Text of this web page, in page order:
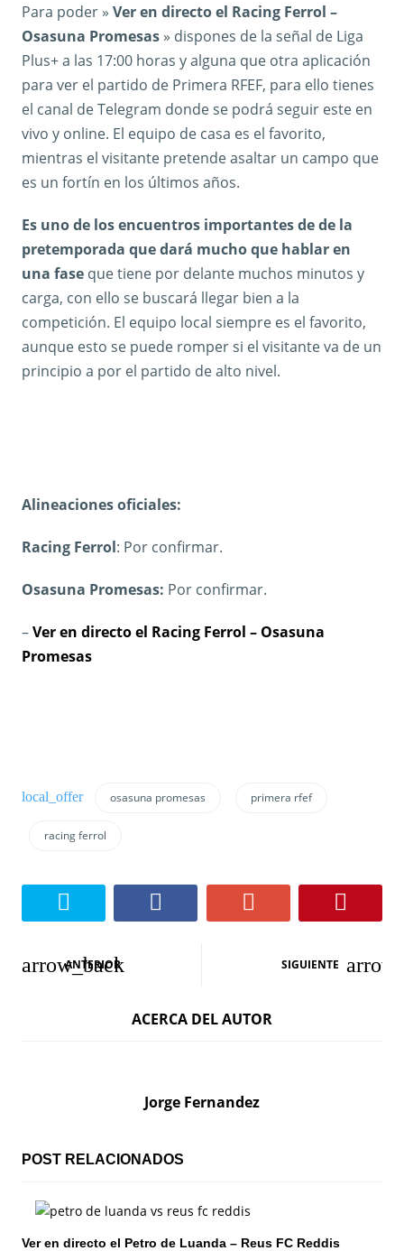
Para poder » Ver en directo el Racing Ferrol –
Osasuna Promesas » dispones de la señal de Liga
Plus+ a las 17:00 horas y alguna que otra aplicación
para ver el partido de Primera RFEF, para ello tienes
el canal de Telegram donde se podrá seguir este en
vivo y online. El equipo de casa es el favorito,
mientras el visitante pretende asaltar un campo que
es un fortín en los últimos años.
Es uno de los encuentros importantes de de la
pretemporada que dará mucho que hablar en
una fase que tiene por delante muchos minutos y
carga, con ello se buscará llegar bien a la
competición. El equipo local siempre es el favorito,
aunque esto se puede romper si el visitante va de un
principio a por el partido de alto nivel.
Alineaciones oficiales:
Racing Ferrol: Por confirmar.
Osasuna Promesas: Por confirmar.
–Ver en directo el Racing Ferrol – Osasuna
Promesas
osasuna promesas primera rfef
racing ferrol
N
c
ó
ANTERIOR SIGUIENTE
ACERCA DEL AUTOR
Jorge Fernandez
POST RELACIONADOS
Ver en directo el Petro de Luanda – Reus FC Reddis